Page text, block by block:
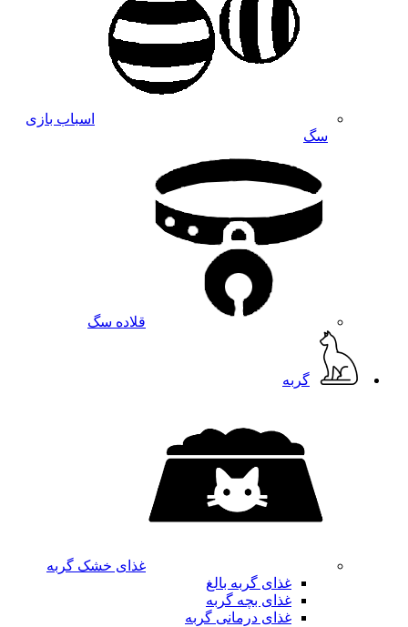
اسباب بازی
سگ
قلاده سگ
گربه
غذای خشک گربه
غذای گربه بالغ
غذای بچه گربه
غذای درمانی گربه